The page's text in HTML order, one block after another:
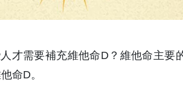
才需要補充維他命D？維他命主要
命D。